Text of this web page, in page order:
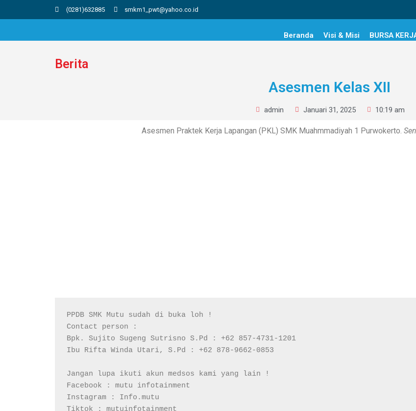
(0281)632885 smkm1_pwt@yahoo.co.id
Beranda Visi & Misi BURSA
Berita
Asesmen Kelas XII
admin Januari 31, 2025 10:19 am
Asesmen Praktek Kerja Lapangan (PKL) SMK Muahmmadiyah 1 Purwokerto.
PPDB SMK Mutu sudah di buka loh !
Contact person :
Bpk. Sujito Sugeng Sutrisno S.Pd : +62 857-4731-1201
Ibu Rifta Winda Utari, S.Pd : +62 878-9662-0853
Jangan lupa ikuti akun medsos kami yang lain !
Facebook : mutu infotainment
Instagram : Info.mutu
Tiktok : mutuinfotainment